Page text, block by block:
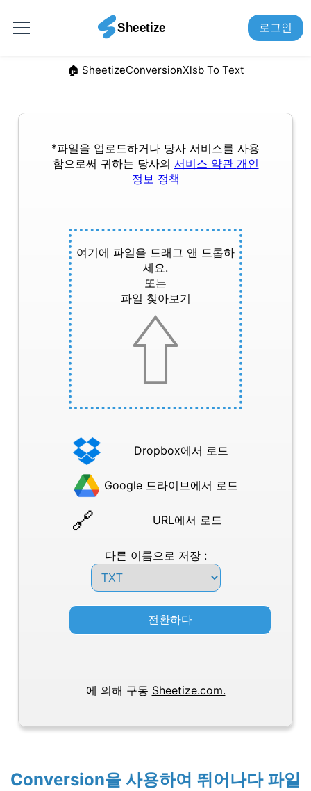
로그인
🏠︎ SheetizeConversionXlsb To Text
*파일을 업로드하거나 당사 서비스를 사용
함으로써 귀하는 당사의 서비스 약관 개인
정보 정책
여기에 파일을 드래그 앤 드롭하
세요.
또는
파일 찾아보기
Dropbox에서 로드
Google 드라이브에서 로드
URL에서 로드
다른 이름으로 저장 :
전환하다
에 의해 구동 Sheetize.com.
Conversion을 사용하여 뛰어나다 파일